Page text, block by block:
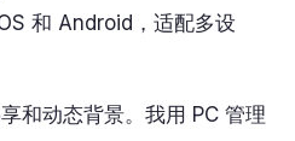
和 Android，适配多设
和动态背景。我用 PC 管理